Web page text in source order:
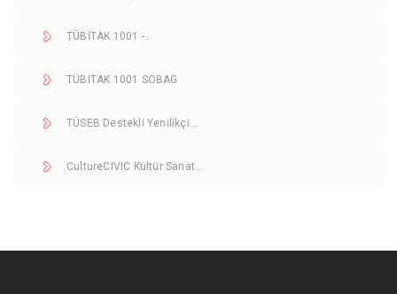
TÜBİTAK 1001 -…
TÜBİTAK 1001 SOBAG
TÜSEB Destekli Yenilikçi…
CultureCIVIC Kültür Sanat…